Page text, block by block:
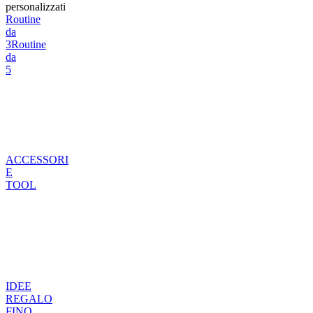
personalizzati
Routine
da
3Routine
da
5
ACCESSORI
E
TOOL
IDEE
REGALO